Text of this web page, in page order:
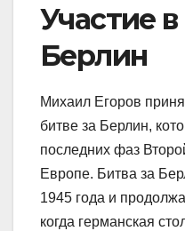
Участие в
Берлин
Михаил Егоров
битве за Берлин,
последних фаз
Европе. Битва за
1945 года и
когда германская